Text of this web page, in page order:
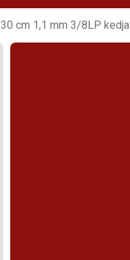
30 cm 1,1 mm 3/8LP kedja